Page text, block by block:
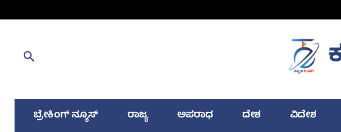
ಬ್ರೇಕಿಂಗ್ ನ್ಯೂಸ್ ರಾಜ್ಯ ಅಪರಾಧ ದೇಶ ವಿದೇಶ